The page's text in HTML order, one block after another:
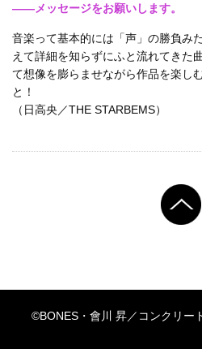
――メッセージをお願いします。
音楽って基本的には「声」の勝負み
えて詳細を知らずにふと流れてきた
て想像を膨らませながら作品を楽し
と！
（日高央／THE STARBEMS）
©BONES・會川 昇／コンクリー